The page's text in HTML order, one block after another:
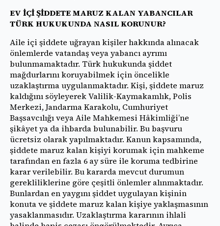
EV İÇİ ŞİDDETE MARUZ KALAN YABANCILAR
TÜRK HUKUKUNDA NASIL KORUNUR?
Aile içi şiddete uğrayan kişiler hakkında alınacak
önlemlerde vatandaş veya yabancı ayrımı
bulunmamaktadır. Türk hukukunda şiddet
mağdurlarını koruyabilmek için öncelikle
uzaklaştırma uygulanmaktadır. Kişi, şiddete maruz
kaldığını söyleyerek Valilik-Kaymakamlık, Polis
Merkezi, Jandarma Karakolu, Cumhuriyet
Başsavcılığı veya Aile Mahkemesi Hâkimliği’ne
şikâyet ya da ihbarda bulunabilir. Bu başvuru
ücretsiz olarak yapılmaktadır. Kanun kapsamında,
şiddete maruz kalan kişiyi korumak için mahkeme
tarafından en fazla 6 ay süre ile koruma tedbirine
karar verilebilir. Bu kararda mevcut durumun
gerekliliklerine göre çeşitli önlemler alınmaktadır.
Bunlardan en yaygını şiddet uygulayan kişinin
konuta ve şiddete maruz kalan kişiye yaklaşmasının
yasaklanmasıdır. Uzaklaştırma kararının ihlali